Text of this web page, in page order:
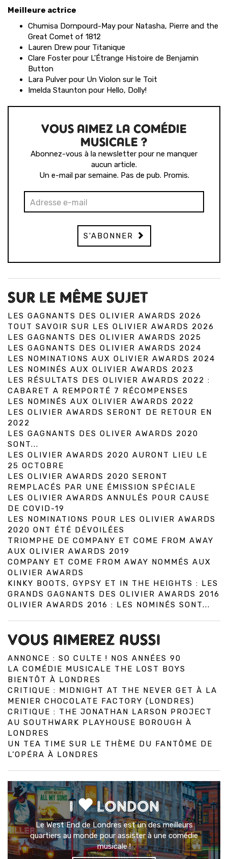
Meilleure actrice
Chumisa Dornpourd-May pour Natasha, Pierre and the
Great Comet of 1812
Lauren Drew pour Titanique
Clare Foster pour L'Étrange Histoire de Benjamin
Button
Lara Pulver pour Un Violon sur le Toit
Imelda Staunton pour Hello, Dolly!
VOUS AIMEZ LA COMÉDIE
MUSICALE ?
Abonnez-vous à la newsletter pour ne manquer
aucun article.
Un e-mail par semaine. Pas de pub. Promis.
S'ABONNER
SUR LE MÊME SUJET
LES GAGNANTS DES OLIVIER AWARDS 2026
TOUT SAVOIR SUR LES OLIVIER AWARDS 2026
LES GAGNANTS DES OLIVIER AWARDS 2025
LES GAGNANTS DES OLIVIER AWARDS 2024
LES NOMINATIONS AUX OLIVIER AWARDS 2024
LES NOMINÉS AUX OLIVIER AWARDS 2023
LES RÉSULTATS DES OLIVIER AWARDS 2022 :
CABARET A REMPORTÉ 7 RÉCOMPENSES
LES NOMINÉS AUX OLIVIER AWARDS 2022
LES OLIVIER AWARDS SERONT DE RETOUR EN
2022
LES GAGNANTS DES OLIVER AWARDS 2020
SONT...
LES OLIVIER AWARDS 2020 AURONT LIEU LE
25 OCTOBRE
LES OLIVIER AWARDS 2020 SERONT
REMPLACÉS PAR UNE ÉMISSION SPÉCIALE
LES OLIVIER AWARDS ANNULÉS POUR CAUSE
DE COVID-19
LES NOMINATIONS POUR LES OLIVIER AWARDS
2020 ONT ÉTÉ DÉVOILÉES
TRIOMPHE DE COMPANY ET COME FROM AWAY
AUX OLIVIER AWARDS 2019
COMPANY ET COME FROM AWAY NOMMÉS AUX
OLIVIER AWARDS
KINKY BOOTS, GYPSY ET IN THE HEIGHTS : LES
GRANDS GAGNANTS DES OLIVIER AWARDS 2016
OLIVIER AWARDS 2016 : LES NOMINÉS SONT...
VOUS AIMEREZ AUSSI
ANNONCE : SO CULTE ! NOS ANNÉES 90
LA COMÉDIE MUSICALE THE LOST BOYS
BIENTÔT À LONDRES
CRITIQUE : MIDNIGHT AT THE NEVER GET À LA
MENIER CHOCOLATE FACTORY (LONDRES)
CRITIQUE : THE JONATHAN LARSON PROJECT
AU SOUTHWARK PLAYHOUSE BOROUGH À
LONDRES
UN TEA TIME SUR LE THÈME DU FANTÔME DE
L’OPÉRA À LONDRES
I LONDON
Le West End de Londres est un des meilleurs
quartiers au monde pour assister à une comédie
musicale !